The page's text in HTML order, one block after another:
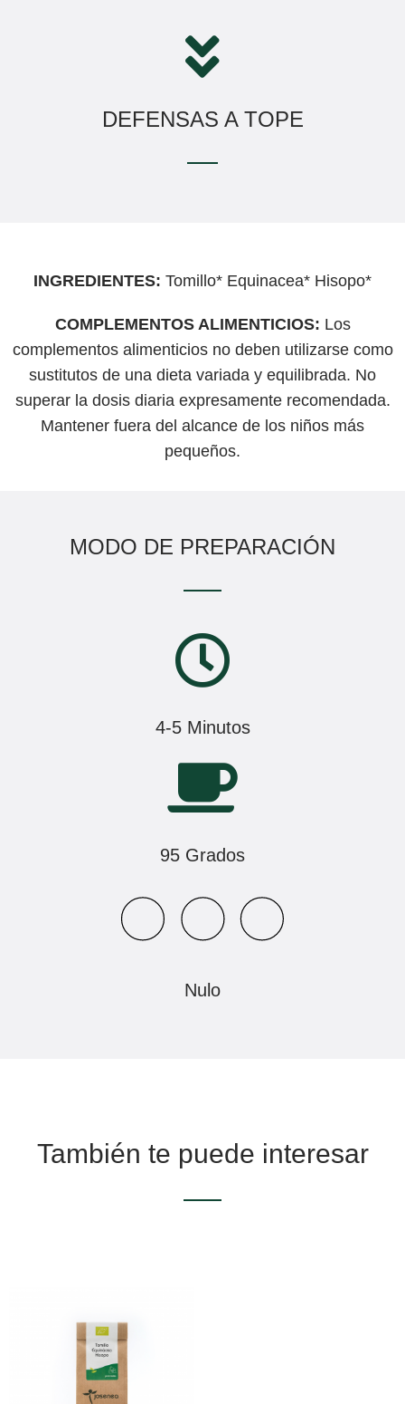
DEFENSAS A TOPE
INGREDIENTES: Tomillo* Equinacea* Hisopo*
COMPLEMENTOS ALIMENTICIOS: Los
complementos alimenticios no deben utilizarse como
sustitutos de una dieta variada y equilibrada. No
superar la dosis diaria expresamente recomendada.
Mantener fuera del alcance de los niños más
pequeños.
MODO DE PREPARACIÓN
4-5 Minutos
95 Grados
Nulo
También te puede interesar